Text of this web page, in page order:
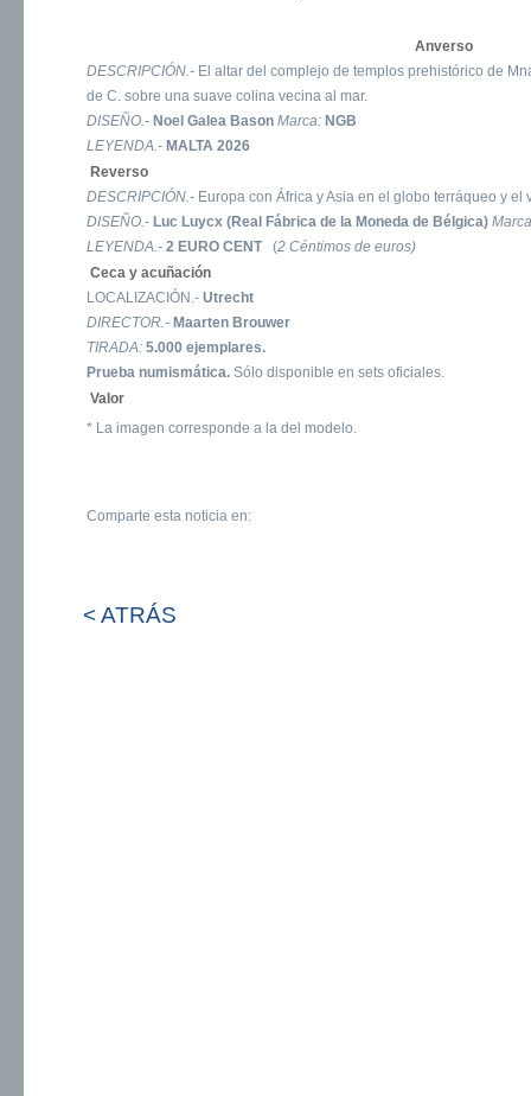
Anverso
DESCRIPCIÓN.- El altar del complejo de templos prehistórico de
de C. sobre una suave colina vecina al mar.
DISEÑO.- Noel Galea Bason Marca: NGB
LEYENDA.- MALTA 2026
Reverso
DESCRIPCIÓN.- Europa con África y Asia en el globo terráqueo y el
DISEÑO.- Luc Luycx (Real Fábrica de la Moneda de Bélgica)
LEYENDA.- 2 EURO CENT(2 Céntimos de euros)
Ceca y acuñación
LOCALIZACIÓN.- Utrecht
DIRECTOR.- Maarten Brouwer
TIRADA: 5.000 ejemplares.
Prueba numismática. Sólo disponible en sets oficiales.
Valor
* La imagen corresponde a la del modelo.
Comparte esta noticia en:
< ATRÁS